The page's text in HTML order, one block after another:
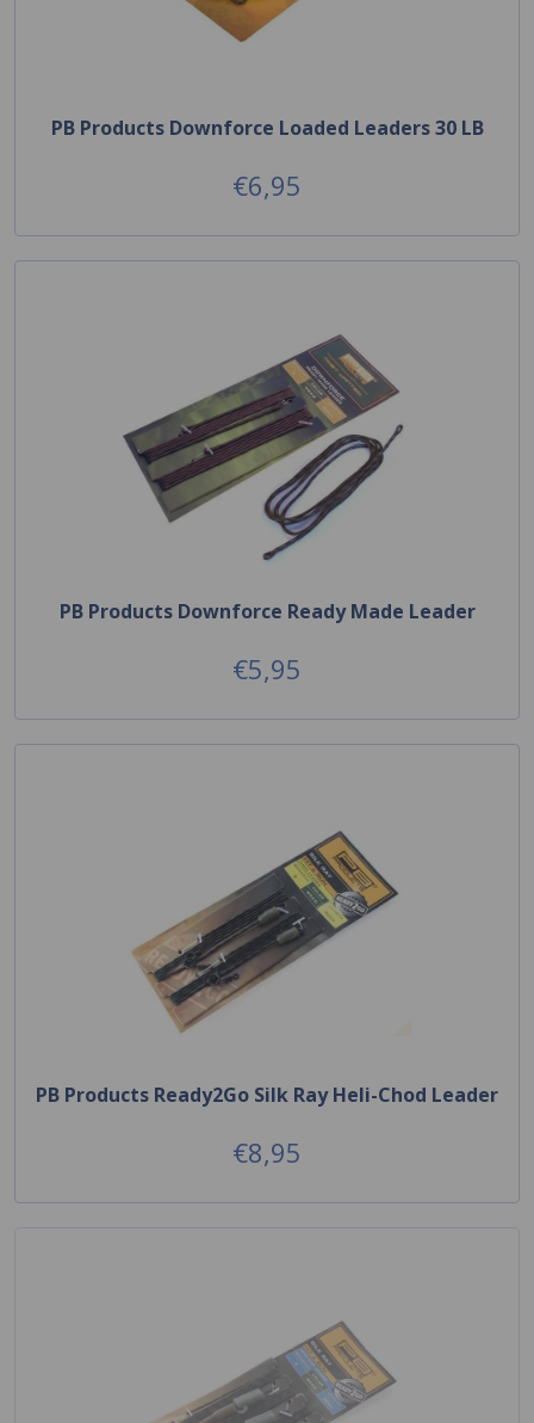
PB Products Downforce Loaded Leaders 30 LB
€6,95
PB Products Downforce Ready Made Leader
€5,95
PB Products Ready2Go Silk Ray Heli-Chod Leader
€8,95